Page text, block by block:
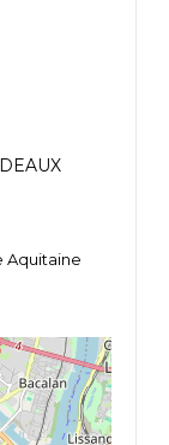
Aquitaine